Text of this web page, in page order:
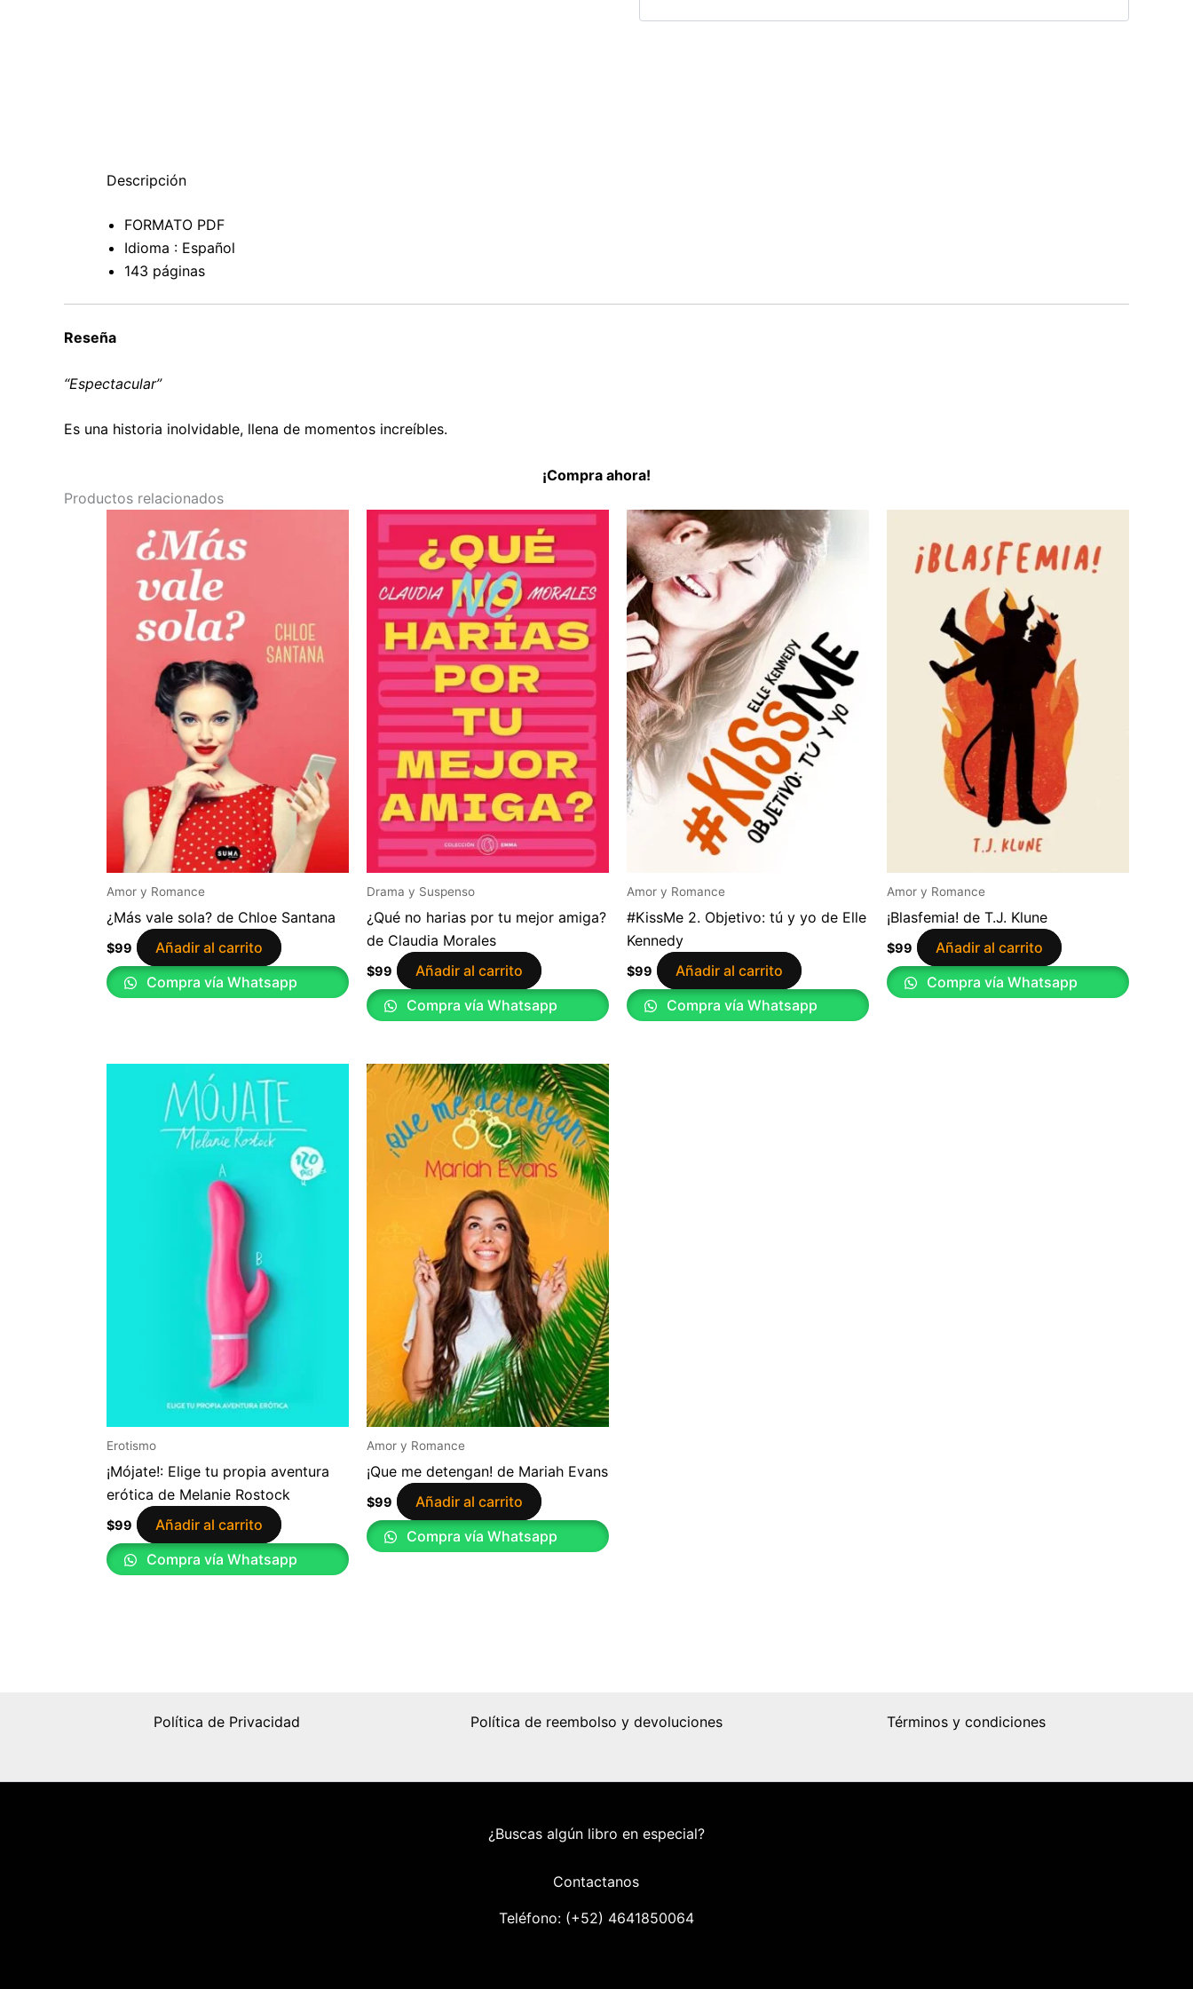
Descripción
FORMATO PDF
Idioma : Español
143 páginas
Reseña
“Espectacular”
Es una historia inolvidable, llena de momentos increíbles.
¡Compra ahora!
Productos relacionados
Amor y Romance
¿Más vale sola? de Chloe Santana
$99
Añadir al carrito
Compra vía Whatsapp
Drama y Suspenso
¿Qué no harias por tu mejor amiga?
de Claudia Morales
$99
Añadir al carrito
Compra vía Whatsapp
Amor y Romance
#KissMe 2. Objetivo: tú y yo de Elle
Kennedy
$99
Añadir al carrito
Compra vía Whatsapp
Amor y Romance
¡Blasfemia! de T.J. Klune
$99
Añadir al carrito
Compra vía Whatsapp
Erotismo
¡Mójate!: Elige tu propia aventura
erótica de Melanie Rostock
$99
Añadir al carrito
Compra vía Whatsapp
Amor y Romance
¡Que me detengan! de Mariah Evans
$99
Añadir al carrito
Compra vía Whatsapp
Política de Privacidad Política de reembolso y devoluciones Términos y condiciones
¿Buscas algún libro en especial?
Contactanos
Teléfono: (+52) 4641850064